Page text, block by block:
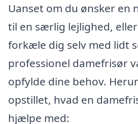
Uanset om du ønsker en
til en særlig lejlighed,
forkæle dig selv med lidt
professionel damefrisør
opfylde dine behov.
opstillet, hvad en
hjælpe med: